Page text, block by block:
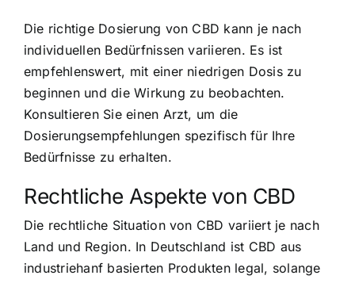
Die richtige Dosierung von CBD kann je nach
individuellen Bedürfnissen variieren. Es ist
empfehlenswert, mit einer niedrigen Dosis zu
beginnen und die Wirkung zu beobachten.
Konsultieren Sie einen Arzt, um die
Dosierungsempfehlungen spezifisch für Ihre
Bedürfnisse zu erhalten.
Rechtliche Aspekte von CBD
Die rechtliche Situation von CBD variiert je nach
Land und Region. In Deutschland ist CBD aus
industriehanf basierten Produkten legal, solange